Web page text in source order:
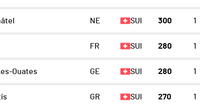
NE SUI 300 1
FR SUI 280 1
Ouates GE SUI 280 1
GR SUI 270 1